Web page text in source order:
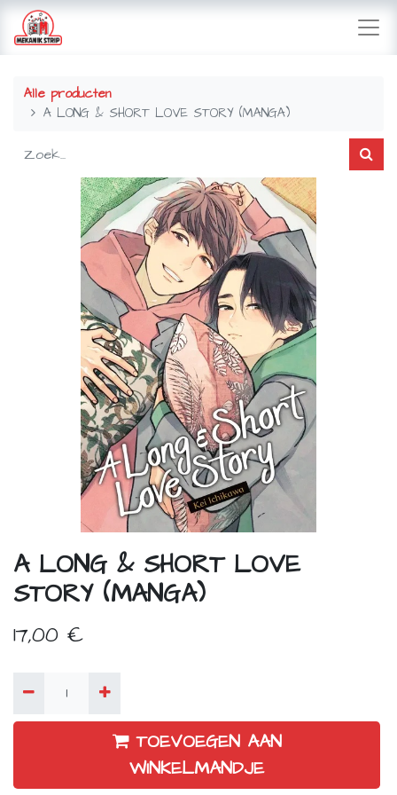
Alle producten
A LONG & SHORT LOVE STORY (MANGA)
A LONG & SHORT LOVE
STORY (MANGA)
17,00 €
TOEVOEGEN AAN
WINKELMANDJE